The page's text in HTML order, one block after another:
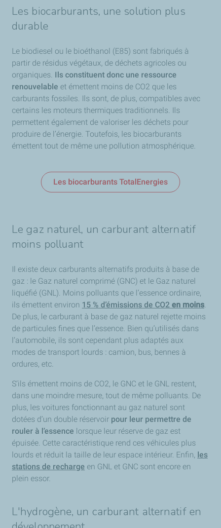
Les biocarburants, une solution plus
durable
Le biodiesel ou le bioéthanol (E85) sont fabriqués à
partir de résidus végétaux, de déchets agricoles ou
organiques. Ils constituent donc une ressource
renouvelable et émettent moins de CO2 que les
carburants fossiles. Ils sont, de plus, compatibles avec
certains les moteurs thermiques traditionnels. Ils
permettent également de valoriser les déchets pour
produire de l’énergie. Toutefois, les biocarburants
émettent tout de même une pollution atmosphérique.
Les biocarburants TotalEnergies
Le gaz naturel, un carburant alternatif
moins polluant
Il existe deux carburants alternatifs produits à base de
gaz : le Gaz naturel comprimé (GNC) et le Gaz naturel
liquéfié (GNL). Moins polluants que l’essence ordinaire,
ils émettent environ 15 % d’émissions de CO2 en moins.
De plus, le carburant à base de gaz naturel rejette moins
de particules fines que l’essence. Bien qu’utilisés dans
l’automobile, ils sont cependant plus adaptés aux
modes de transport lourds : camion, bus, bennes à
ordures, etc.
S’ils émettent moins de CO2, le GNC et le GNL restent,
dans une moindre mesure, tout de même polluants. De
plus, les voitures fonctionnant au gaz naturel sont
dotées d’un double réservoir pour leur permettre de
rouler à l’essence lorsque leur réserve de gaz est
épuisée. Cette caractéristique rend ces véhicules plus
lourds et réduit la taille de leur espace intérieur. Enfin, les
stations de recharge en GNL et GNC sont encore en
plein essor.
L'hydrogène, un carburant alternatif en